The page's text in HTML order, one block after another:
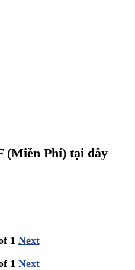
(Miễn Phí) tại đây
1 Next
1 Next